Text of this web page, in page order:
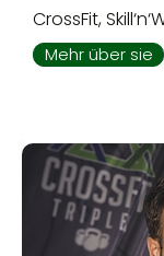
CrossFit,
Mehr über sie